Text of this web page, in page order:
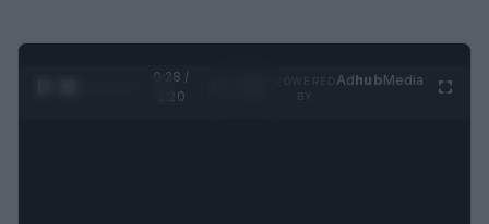
0:29 /
1:20
AdhubMedia